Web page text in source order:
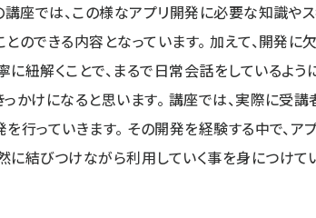
講座では、この様なアプリ開発に必要な知識や
とのできる内容となっています。 加えて、開発
に紐解くことで、まるで日常会話をしているよ
っかけになると思います。 講座では、実際に受
を行っていきます。 その開発を経験する中で、
に結びつけながら利用していく事を身につけて